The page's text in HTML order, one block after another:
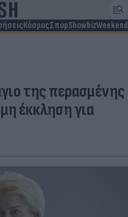
ΚόσμοςΣπορShowbizWeekend
της περασμένης
έκκληση για